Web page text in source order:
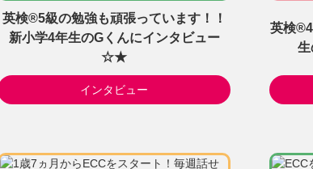
英検®5級の勉強も頑張っています！！
新小学4年生のGくんにインタビュー
☆★
インタビュー
英検